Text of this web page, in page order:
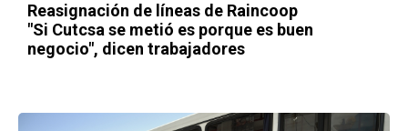
Reasignación de líneas de Raincoop
"Si Cutcsa se metió es porque es buen
negocio", dicen trabajadores